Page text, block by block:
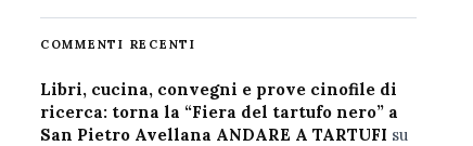
COMMENTI RECENTI
Libri, cucina, convegni e prove cinofile di
ricerca: torna la “Fiera del tartufo nero” a
San Pietro Avellana ANDARE A TARTUFI su